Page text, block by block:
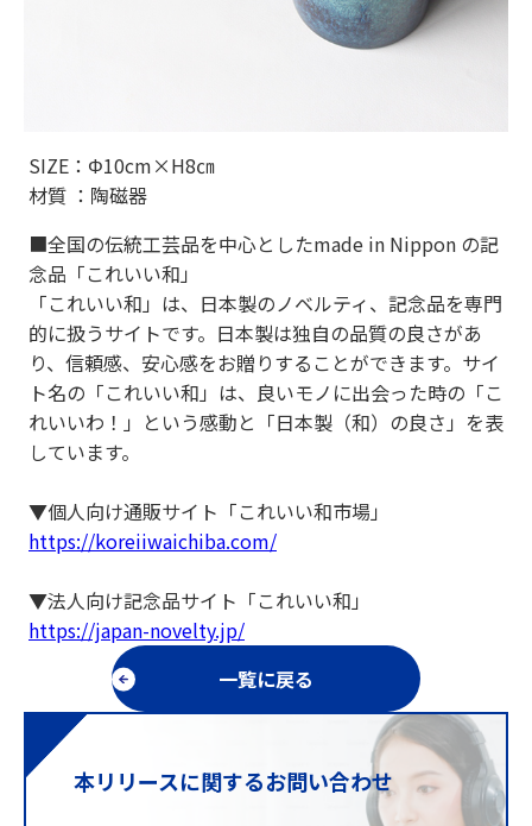
SIZE：Φ10cm×H8㎝
材質 ：陶磁器
■全国の伝統工芸品を中心としたmade in Nippon の記
念品「これいい和」
「これいい和」は、日本製のノベルティ、記念品を専門
的に扱うサイトです。日本製は独自の品質の良さがあ
り、信頼感、安心感をお贈りすることができます。サイ
ト名の「これいい和」は、良いモノに出会った時の「こ
れいいわ！」という感動と「日本製（和）の良さ」を表
しています。
▼個人向け通販サイト「これいい和市場」
https://koreiiwaichiba.com/
▼法人向け記念品サイト「これいい和」
https://japan-novelty.jp/
一覧に戻る
本リリースに関するお問い合わせ